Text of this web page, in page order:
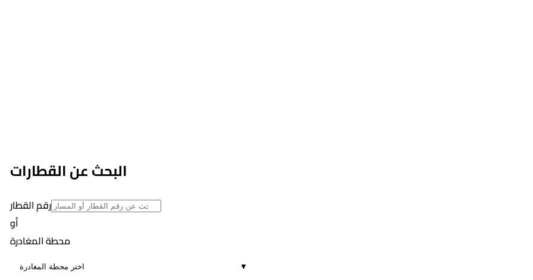
البحث عن القطارات
رقم القطار
أو
محطة المغادرة
▼